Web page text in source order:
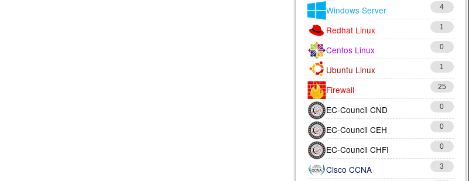
Windows Server 4
Redhat Linux 1
Centos Linux 0
Ubuntu Linux 1
Firewall 25
EC-Council CND 0
EC-Council CEH 0
EC-Council CHFI 0
Cisco CCNA 3